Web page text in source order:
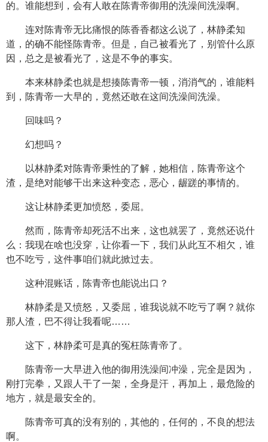
的。谁能想到，会有人敢在陈青帝御用的洗澡间洗澡啊。
连对陈青帝无比痛恨的陈香香都这么说了，林静柔知
道，的确不能怪陈青帝。但是，自己被看光了，别管什么原
因，总之是被看光了，这是不争的事实。
本来林静柔也就是想揍陈青帝一顿，消消气的，谁能料
到，陈青帝一大早的，竟然还敢在这间洗澡间洗澡。
回味吗？
幻想吗？
以林静柔对陈青帝秉性的了解，她相信，陈青帝这个
渣，是绝对能够干出来这种变态，恶心，龌蹉的事情的。
这让林静柔更加愤怒，委屈。
然而，陈青帝却死活不出来，这也就罢了，竟然还说什
么：我现在啥也没穿，让你看一下，我们从此互不相欠，谁
也不吃亏，这件事咱们就此掀过去。
这种混账话，陈青帝也能说出口？
林静柔是又愤怒，又委屈，谁我说就不吃亏了啊？就你
那人渣，巴不得让我看呢……
这下，林静柔可是真的冤枉陈青帝了。
陈青帝一大早进入他的御用洗澡间冲澡，完全是因为，
刚打完拳，又跟人干了一架，全身是汗，再加上，最危险的
地方，就是最安全的。
陈青帝可真的没有别的，其他的，任何的，不良的想法
啊。